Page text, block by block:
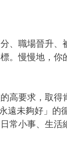
、職場晉升、
。慢慢地，你
高要求，取得
遠未夠好」的
常小事、生活